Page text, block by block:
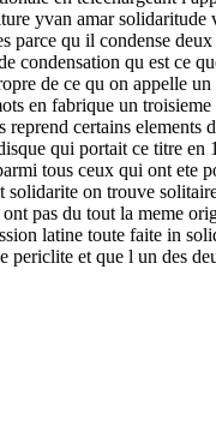
yvan amar
qu il condense
condensation qu est
de ce qu on appelle
en fabrique un
certains
qui portait ce titre
tous ceux qui ont
on trouve
pas du tout la meme
latine toute faite in
et que l un des